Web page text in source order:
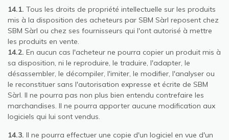
14.1. Tous les droits de propriété intellectuelle sur les produits
mis à la disposition des acheteurs par SBM Sàrl reposent chez
SBM Sàrl ou chez ses fournisseurs qui l'ont autorisé à mettre
les produits en vente.
14.2. En aucun cas l'acheteur ne pourra copier un produit mis à
sa disposition, ni le reproduire, le traduire, l'adapter, le
désassembler, le décompiler, l'imiter, le modifier, l'analyser ou
le reconstituer sans l'autorisation expresse et écrite de SBM
Sàrl. Il ne pourra pas non plus bien entendu contrefaire les
marchandises. Il ne pourra apporter aucune modification aux
logiciels qui lui sont vendus.
14.3. Il ne pourra effectuer une copie d'un logiciel en vue d'un